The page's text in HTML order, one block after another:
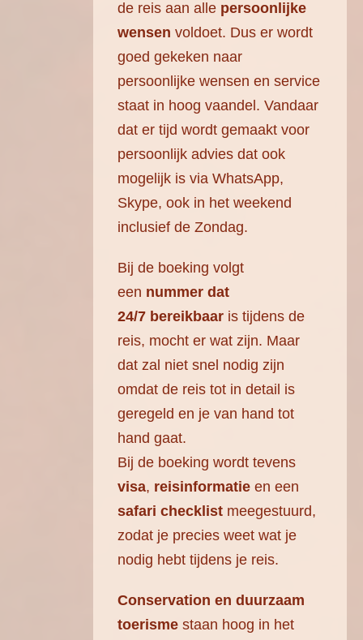
de reis aan alle persoonlijke
wensen voldoet. Dus er wordt
goed gekeken naar
persoonlijke wensen en service
staat in hoog vaandel. Vandaar
dat er tijd wordt gemaakt voor
persoonlijk advies dat ook
mogelijk is via WhatsApp,
Skype, ook in het weekend
inclusief de Zondag.
Bij de boeking volgt
een nummer dat
24/7 bereikbaar is tijdens de
reis, mocht er wat zijn. Maar
dat zal niet snel nodig zijn
omdat de reis tot in detail is
geregeld en je van hand tot
hand gaat.
Bij de boeking wordt tevens
visa, reisinformatie en een
safari checklist meegestuurd,
zodat je precies weet wat je
nodig hebt tijdens je reis.
Conservation en duurzaam
toerisme staan hoog in het